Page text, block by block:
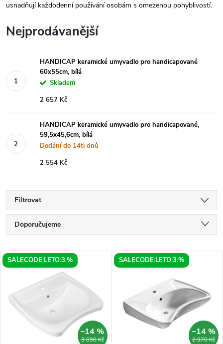
usnadňují každodenní používání osobám s omezenou pohyblivostí.
Nejprodávanější
HANDICAP keramické umyvadlo pro handicapované
60x55cm, bílá
Skladem
2 657 Kč
HANDICAP keramické umyvadlo pro handicapované,
59,5x45,6cm, bílá
Dodání do 14ti dnů
2 554 Kč
Filtrovat
Ř
a
z
e
Doporučujeme
Nejdražší
Nejprodávanější
Abecedně
V
ý
p
SALECODE:LETO:3:%
3 090 Kč
–14 %
SALECODE:LETO:3:%
2 970 Kč
–14 %